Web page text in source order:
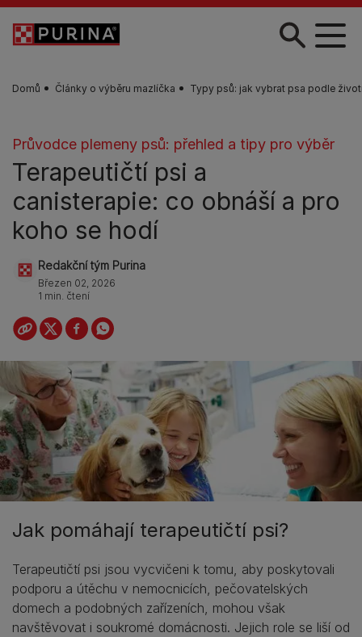
Skip to main content
Domů Články o výběru mazlíčka Typy psů: jak vybrat psa podle
Průvodce plemeny psů: přehled a tipy pro výběr
Terapeutičtí psi a
canisterapie: co obnáší a pro
koho se hodí
Redakční tým Purina
Březen 02, 2026
1 min. čtení
Jak pomáhají terapeutičtí psi?
Terapeutičtí psi jsou vycvičeni k tomu, aby poskytovali
podporu a útěchu v nemocnicích, pečovatelských
domech a podobných zařízeních, mohou však
navštěvovat i soukromé domácnosti. Jejich role se liší od